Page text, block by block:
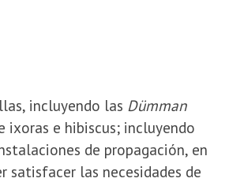
incluyendo las Dümman
ixoras e hibiscus; incluyendo
de propagación, en
satisfacer las necesidades de